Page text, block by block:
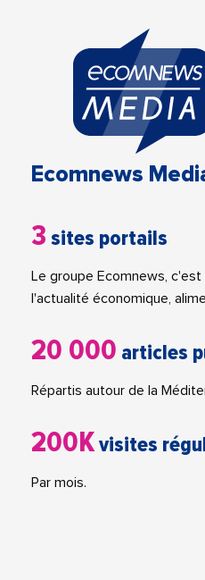
Ecomnews
3 sites portails
Le groupe Ecomnews,
l'actualité économique,
20 000 articles
Répartis autour de la
200Kvisites
Par mois.